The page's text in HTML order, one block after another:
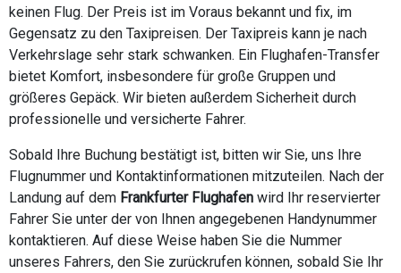
keinen Flug. Der Preis ist im Voraus bekannt und fix, im
Gegensatz zu den Taxipreisen. Der Taxipreis kann je nach
Verkehrslage sehr stark schwanken. Ein Flughafen-Transfer
bietet Komfort, insbesondere für große Gruppen und
größeres Gepäck. Wir bieten außerdem Sicherheit durch
professionelle und versicherte Fahrer.
Sobald Ihre Buchung bestätigt ist, bitten wir Sie, uns Ihre
Flugnummer und Kontaktinformationen mitzuteilen. Nach der
Landung auf dem Frankfurter Flughafen wird Ihr reservierter
Fahrer Sie unter der von Ihnen angegebenen Handynummer
kontaktieren. Auf diese Weise haben Sie die Nummer
unseres Fahrers, den Sie zurückrufen können, sobald Sie Ihr